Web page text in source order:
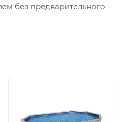
без предварительного